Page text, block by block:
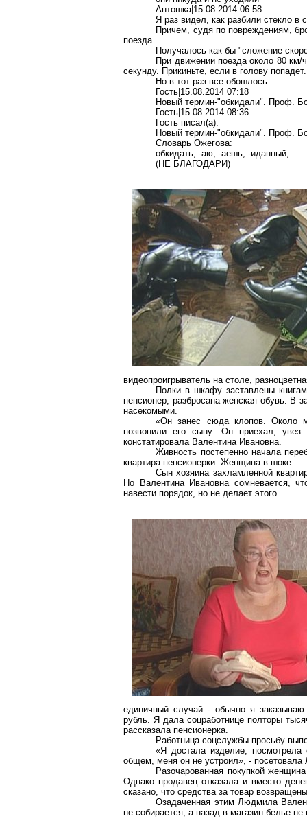
Антошка|15.08.2014 06:58
Я раз видел, как разбили стекло в
Причем, судя по повреждениям,
поезда.
Получалось как бы "сложение
При движении поезда около 80 км/ч
секунду. Прикиньте, если в голову попадет.
Но в тот раз все обошлось.
Гость|15.08.2014 07:18
Новый термин-"обкидали". Проф.
Гость|15.08.2014 08:36
Гость писал(a):
Новый термин-"обкидали". Проф.
Словарь Ожегова:
обкидать, -аю, -аешь; -иданный; ...
(НЕ БЛАГОДАРИ)
видеопроигрыватель на столе,
Полки в шкафу заставлены
пенсионер, разбросана женская обувь. В
насекомыми.
«Он занес сюда клопов. Около
позвонили его сыну. Он приехал,
констатировала Валентина Ивановна.
Живность постепенно начала
квартира пенсионерки. Женщина в шоке.
Сын хозяина захламленной
Но Валентина Ивановна сомневается,
навести порядок, но не делает этого.
единичный случай - обычно я
рубль. Я дала соцработнице полторы
рассказала пенсионерка.
Работница соцслужбы просьбу
«Я достала изделие,
общем, меня он не устроил», -
Разочарованная покупкой
Однако продавец отказала и вместо
сказано, что средства за товар
Озадаченная этим Людмила
не собирается, а назад в магазин белье